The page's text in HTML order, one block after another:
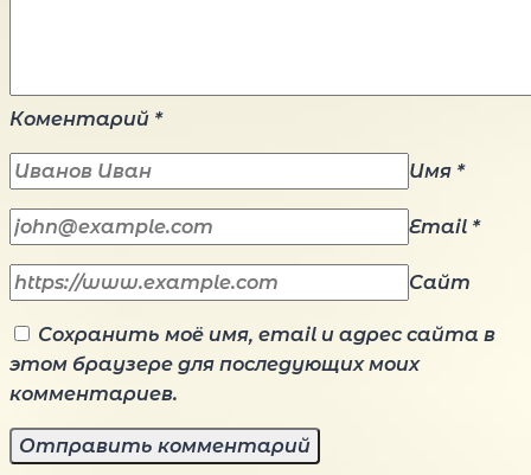
Коментарий *
Имя *
Email *
Сайт
Сохранить моё имя, email и адрес сайта в
этом браузере для последующих моих
комментариев.